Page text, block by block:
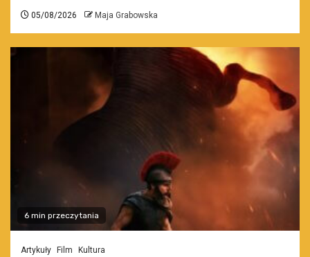
05/08/2026 Maja Grabowska
6 min przeczytania
Artykuły Film Kultura